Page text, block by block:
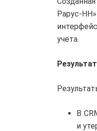
Рарус-
учета.
В
и